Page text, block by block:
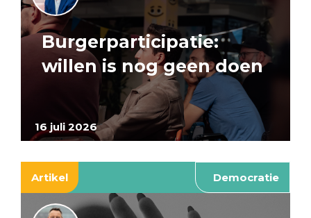
16 juli 2026
Burgerparticipatie:
willen is nog geen doen
Artikel Democratie